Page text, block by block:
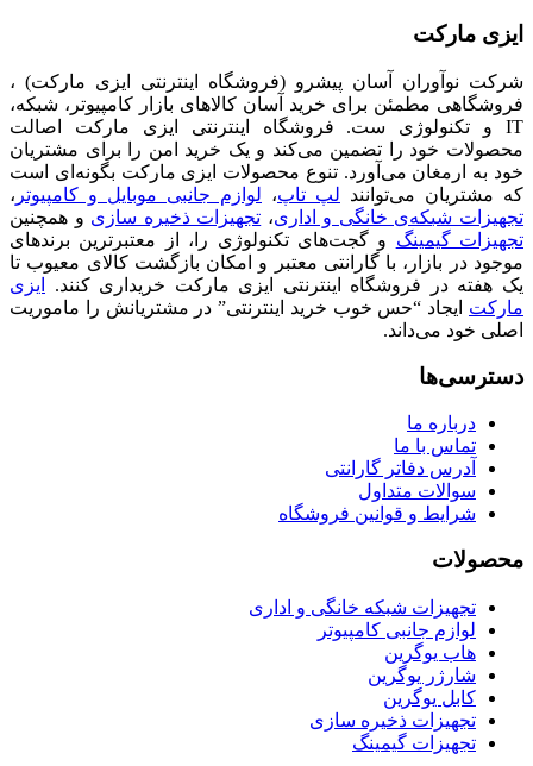
ایزی مارکت
شرکت نوآوران آسان پیشرو (فروشگاه اینترنتی ایزی مارکت) ،
فروشگاهی مطمئن برای خرید آسان کالاهای بازار کامپیوتر، شبکه،
IT و تکنولوژی ست. فروشگاه اینترنتی ایزی مارکت اصالت
محصولات خود را تضمین می‌کند و یک خرید امن را برای مشتریان
خود به ارمغان می‌آورد. تنوع محصولات ایزی مارکت بگونه‌ای است
که مشتریان می‌توانند لپ تاپ، لوازم جانبی موبایل و کامپیوتر ،
تجهیزات شبکه‌ی خانگی و اداری، تجهیزات ذخیره سازی و همچنین
تجهیزات گیمینگ و گجت‌های تکنولوژی را، از معتبرترین برندهای
موجود در بازار، با گارانتی معتبر و امکان بازگشت کالای معیوب تا
یک هفته در فروشگاه اینترنتی ایزی مارکت خریداری کنند.
ایزی
مارکت ایجاد “حس خوب خرید اینترنتی” در مشتریانش را ماموریت
اصلی خود می‌داند.
دسترسی‌ها
درباره ما
تماس با ما
آدرس دفاتر گارانتی
سوالات متداول
شرایط و قوانین فروشگاه
محصولات
تجهیزات شبکه خانگی و اداری
لوازم جانبی کامپیوتر
هاب یوگرین
شارژر یوگرین
کابل یوگرین
تجهیزات ذخیره سازی
تجهیزات گیمینگ